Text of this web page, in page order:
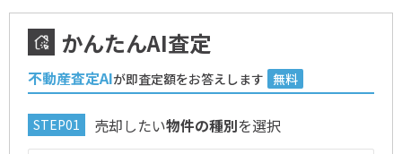
かんたんAI査定
不動産査定AIが即査定額をお答えします 無料
売却したい物件の種別を選択